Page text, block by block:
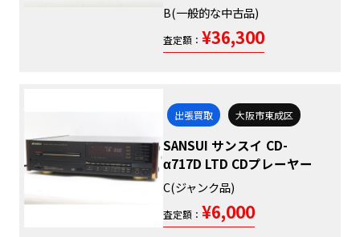
B(一般的な中古品)
査定額： ¥36,300
出張買取 大阪市東成区
SANSUI サンスイ CD-
α717D LTD CDプレーヤー
C(ジャンク品)
査定額： ¥6,000